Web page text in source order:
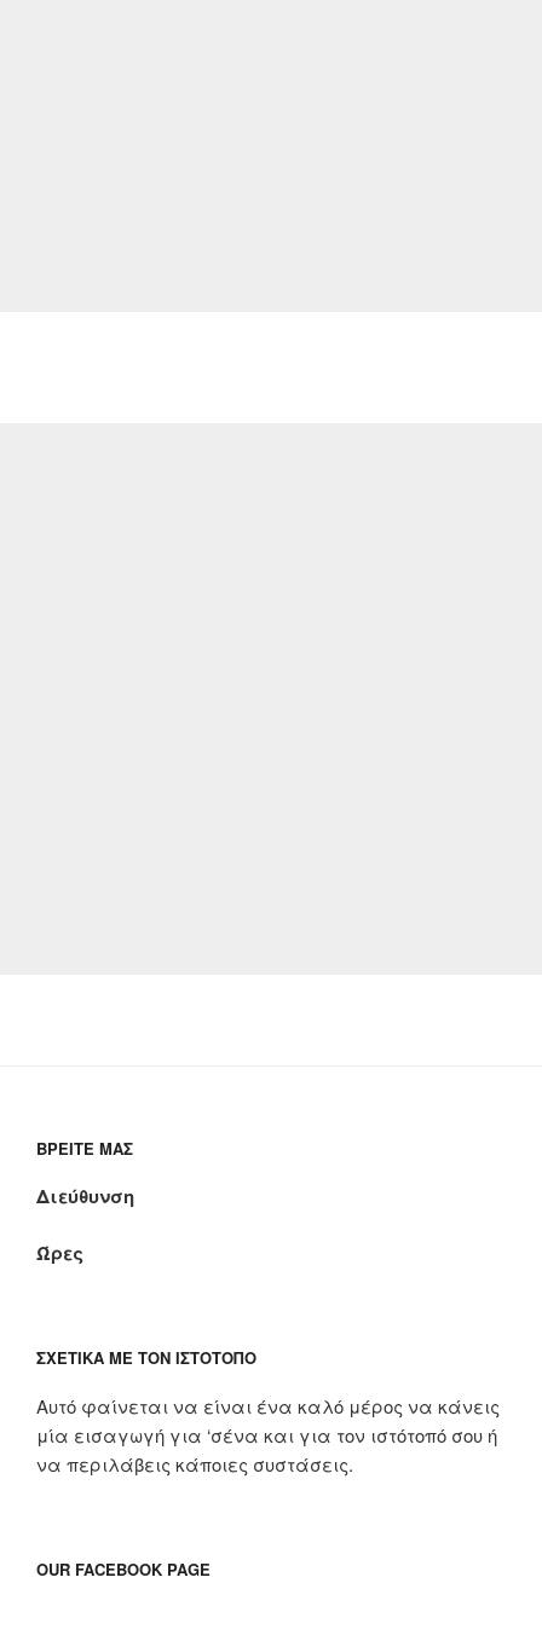
ΒΡΕΊΤΕ ΜΑΣ
Διεύθυνση
Ώρες
ΣΧΕΤΙΚΆ ΜΕ ΤΟΝ ΙΣΤΌΤΟΠΟ
Αυτό φαίνεται να είναι ένα καλό μέρος να κάνεις
μία εισαγωγή για ‘σένα και για τον ιστότοπό σου ή
να περιλάβεις κάποιες συστάσεις.
OUR FACEBOOK PAGE